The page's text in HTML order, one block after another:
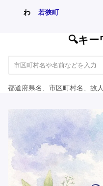
わ 若狭町
🔍キー
都道府県名、市区町村名、故